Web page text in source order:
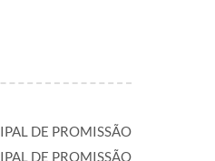
DE PROMISSÃO
DE PROMISSÃO